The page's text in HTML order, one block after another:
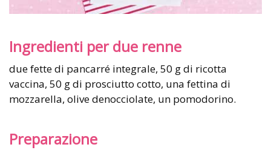
Ingredienti per due renne
due fette di pancarré integrale, 50 g di ricotta
vaccina, 50 g di prosciutto cotto, una fettina di
mozzarella, olive denocciolate, un pomodorino.
Preparazione